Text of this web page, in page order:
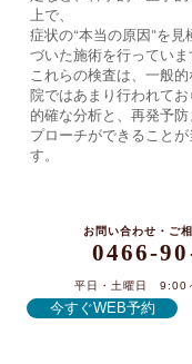
0466-
お問い合わせ・ご
上で、
症状の“本当の原因”を見
づいた施術を行っていま
これらの検査は、一般
院ではあまり行われてお
的確な分析と、再発予
プローチができること
す。
平日・土曜日 9:00
今すぐWEB予約